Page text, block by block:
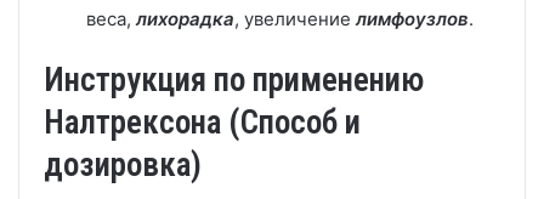
веса, лихорадка, увеличение лимфоузлов.
Инструкция по применению
Налтрексона (Способ и
дозировка)